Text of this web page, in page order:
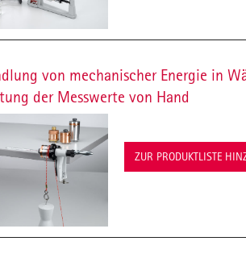
von mechanischer Energie in
der Messwerte von Hand
ZUR PRODUKTLISTE